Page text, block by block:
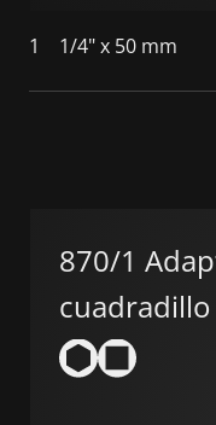
1 1/4" x 50 mm
870/1
cuadradillo